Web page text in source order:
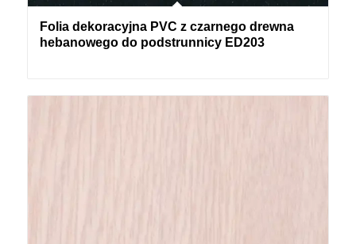
Folia dekoracyjna PVC z czarnego drewna
hebanowego do podstrunnicy ED203